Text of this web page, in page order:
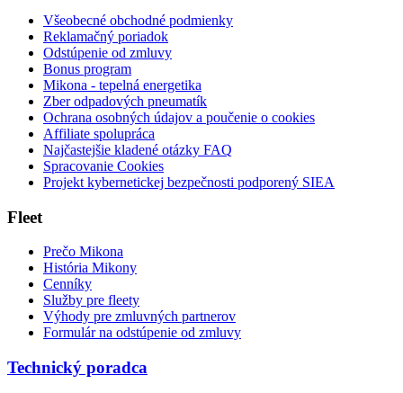
Všeobecné obchodné podmienky
Reklamačný poriadok
Odstúpenie od zmluvy
Bonus program
Mikona - tepelná energetika
Zber odpadových pneumatík
Ochrana osobných údajov a poučenie o cookies
Affiliate spolupráca
Najčastejšie kladené otázky FAQ
Spracovanie Cookies
Projekt kybernetickej bezpečnosti podporený SIEA
Fleet
Prečo Mikona
História Mikony
Cenníky
Služby pre fleety
Výhody pre zmluvných partnerov
Formulár na odstúpenie od zmluvy
Technický poradca